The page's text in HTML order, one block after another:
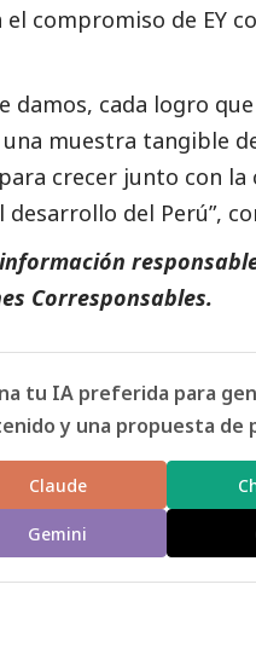
el compromiso de EY
damos, cada logro
muestra tangible
crecer junto con
del Perú”,
Corresponsables.
tu IA preferida para
y una propuesta de
Claude
Gemini